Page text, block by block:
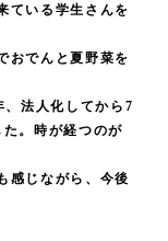
ている学生さんを
おでんと夏野菜を
法人化してから7
。時が経つのが
感じながら、今後